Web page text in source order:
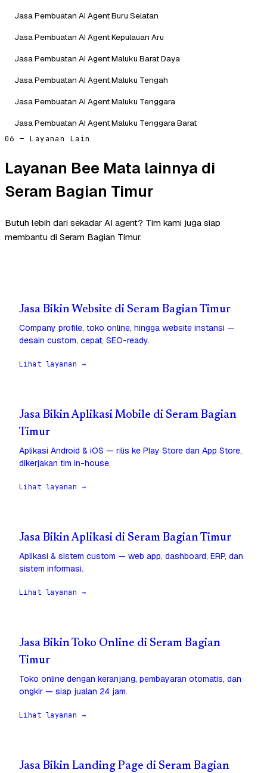
Jasa Pembuatan AI Agent Buru Selatan
Jasa Pembuatan AI Agent Kepulauan Aru
Jasa Pembuatan AI Agent Maluku Barat Daya
Jasa Pembuatan AI Agent Maluku Tengah
Jasa Pembuatan AI Agent Maluku Tenggara
Jasa Pembuatan AI Agent Maluku Tenggara Barat
06 — Layanan Lain
Layanan Bee Mata lainnya di
Seram Bagian Timur
Butuh lebih dari sekadar AI agent? Tim kami juga siap
membantu di Seram Bagian Timur.
Jasa Bikin Website di Seram Bagian Timur
Company profile, toko online, hingga website instansi —
desain custom, cepat, SEO-ready.
Lihat layanan →
Jasa Bikin Aplikasi Mobile di Seram Bagian
Timur
Aplikasi Android & iOS — rilis ke Play Store dan App Store,
dikerjakan tim in-house.
Lihat layanan →
Jasa Bikin Aplikasi di Seram Bagian Timur
Aplikasi & sistem custom — web app, dashboard, ERP, dan
sistem informasi.
Lihat layanan →
Jasa Bikin Toko Online di Seram Bagian
Timur
Toko online dengan keranjang, pembayaran otomatis, dan
ongkir — siap jualan 24 jam.
Lihat layanan →
Jasa Bikin Landing Page di Seram Bagian